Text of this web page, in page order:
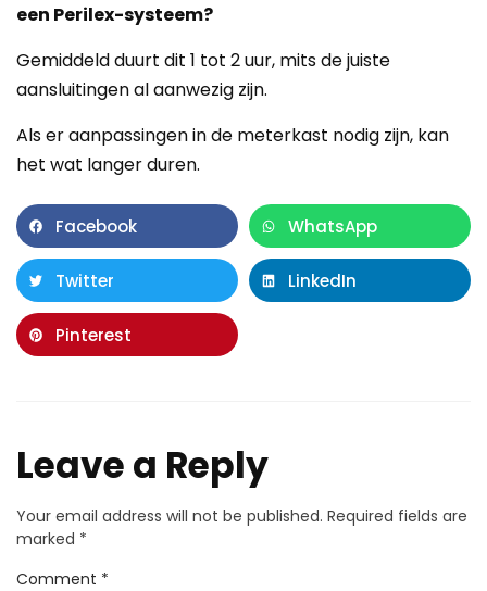
een Perilex-systeem?
Gemiddeld duurt dit 1 tot 2 uur, mits de juiste
aansluitingen al aanwezig zijn.
Als er aanpassingen in de meterkast nodig zijn, kan
het wat langer duren.
Facebook WhatsApp
Twitter LinkedIn
Pinterest
Leave a Reply
Your email address will not be published. Required fields are
marked *
Comment *